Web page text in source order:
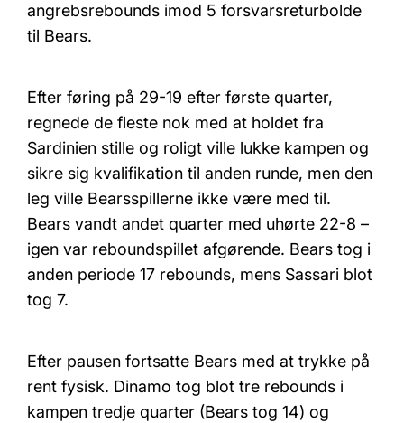
angrebsrebounds imod 5 forsvarsreturbolde
til Bears.
Efter føring på 29-19 efter første quarter,
regnede de fleste nok med at holdet fra
Sardinien stille og roligt ville lukke kampen og
sikre sig kvalifikation til anden runde, men den
leg ville Bearsspillerne ikke være med til.
Bears vandt andet quarter med uhørte 22-8 –
igen var reboundspillet afgørende. Bears tog i
anden periode 17 rebounds, mens Sassari blot
tog 7.
Efter pausen fortsatte Bears med at trykke på
rent fysisk. Dinamo tog blot tre rebounds i
kampen tredje quarter (Bears tog 14) og